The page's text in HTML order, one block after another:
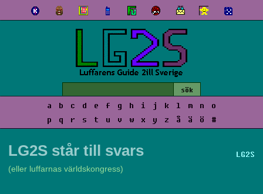
a b c d e f g h i j k l m n
o
p
q r s t u v w x y z å ä ö #
LG2S
LG2S står till svars
(eller luffarnas världskongress)